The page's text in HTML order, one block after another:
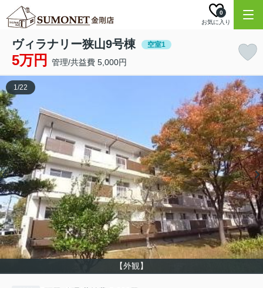
お気に入り
0
ヴィラナリー狭山9号棟 空室1
5万円 管理/共益費 5,000円
【外観】
1/22